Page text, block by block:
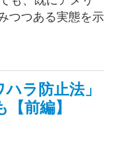
つつある実態を示
ラ防止法」
前編】